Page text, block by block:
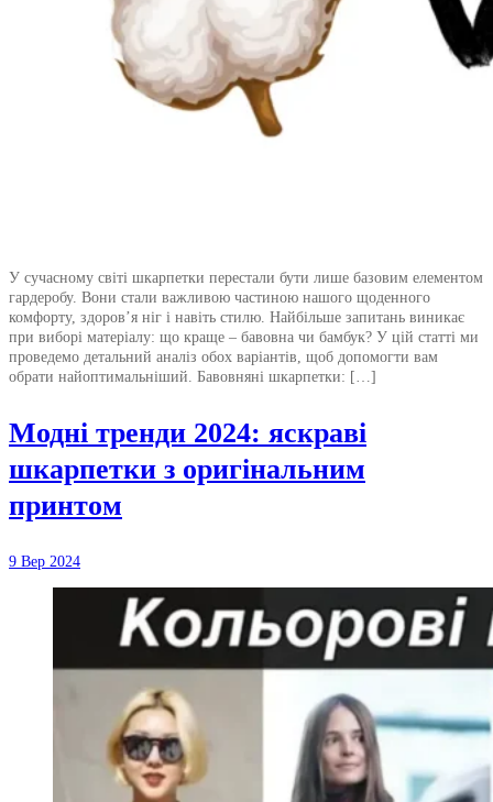
У сучасному світі шкарпетки перестали бути лише базовим елементом
гардеробу. Вони стали важливою частиною нашого щоденного
комфорту, здоров’я ніг і навіть стилю. Найбільше запитань виникає
при виборі матеріалу: що краще – бавовна чи бамбук? У цій статті ми
проведемо детальний аналіз обох варіантів, щоб допомогти вам
обрати найоптимальніший. Бавовняні шкарпетки: […]
Модні тренди 2024: яскраві
шкарпетки з оригінальним
принтом
9 Вер 2024